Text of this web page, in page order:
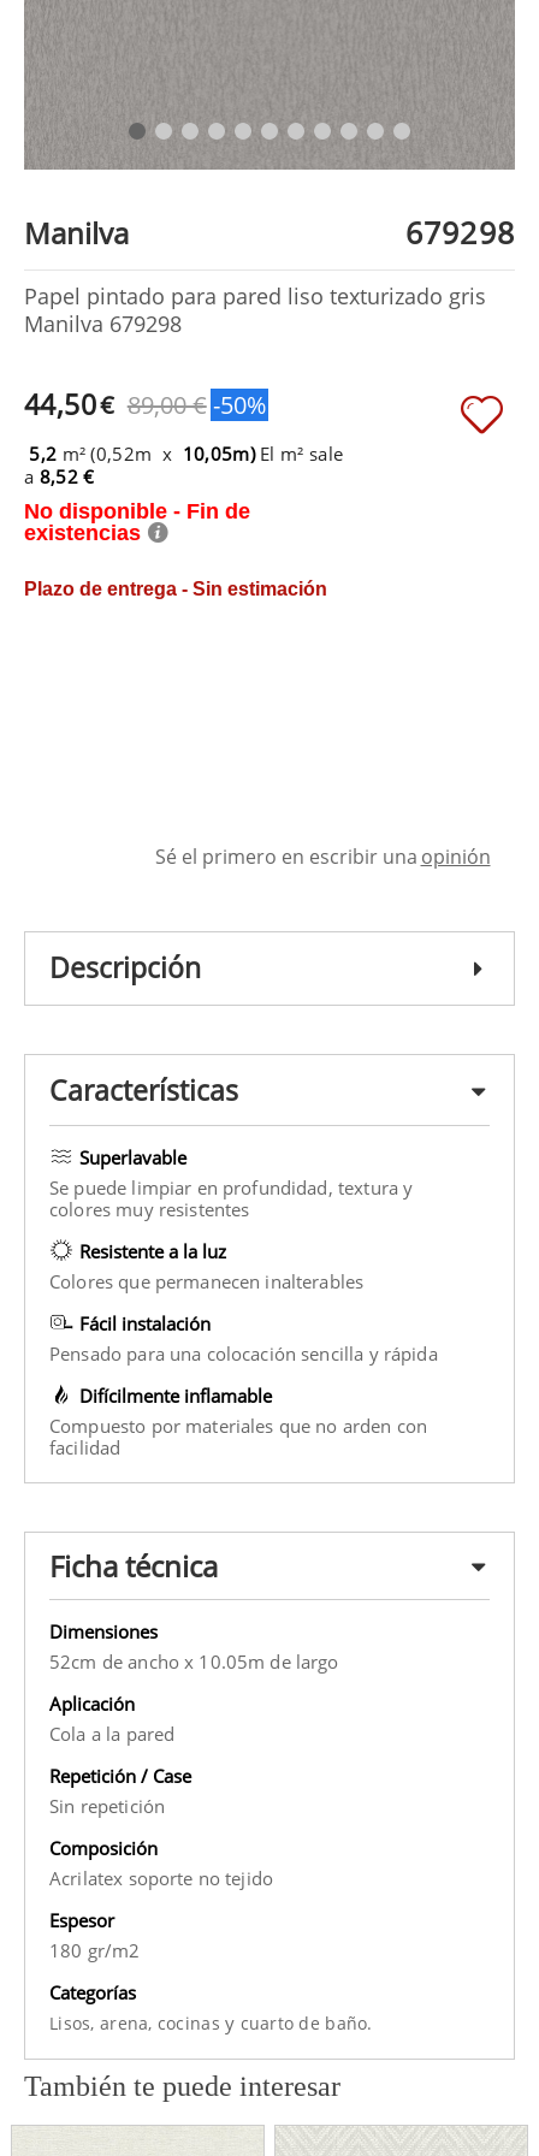
Manilva 679298
Papel pintado para pared liso texturizado gris
Manilva 679298
44,50€ 89,00 €-50%
5,2 m² (0,52m x 10,05m) El m² sale
a 8,52 €
No disponible - Fin de
existencias
Plazo de entrega - Sin estimación
Sé el primero en escribir una opinión
Descripción
Características
Superlavable
Se puede limpiar en profundidad, textura y
colores muy resistentes
Resistente a la luz
Colores que permanecen inalterables
Fácil instalación
Pensado para una colocación sencilla y rápida
Difícilmente inflamable
Compuesto por materiales que no arden con
facilidad
Ficha técnica
Dimensiones
52cm de ancho x 10.05m de largo
Aplicación
Cola a la pared
Repetición / Case
Sin repetición
Composición
Acrilatex soporte no tejido
Espesor
180 gr/m2
Categorías
Lisos, arena, cocinasy cuarto de baño.
También te puede interesar